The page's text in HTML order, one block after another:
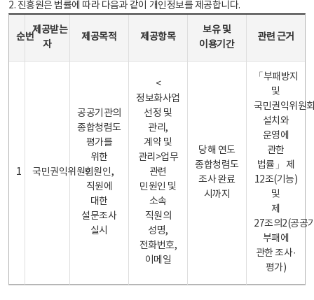
2. 진흥원은 법률에 따라 다음과 같이 개인정보를 제공합니다.
순번
제공받는
자
제공목적 제공항목
보유 및
이용기간
관련 근거
1 국민권익위원회
공공기관의
종합청렴도
평가를
위한
민원인,
직원에
대한
설문조사
실시
<
정보화사업
선정 및
관리,
계약 및
관리>업무
관련
민원인 및
소속
직원의
성명,
전화번호,
이메일
당해 연도
종합청렴도
조사 완료
시까지
「부패방지
및
국민권익위원
설치와
운영에
관한
법률」 제
12조(기능)
및
제
27조의2(공공
부패에
관한 조사·
평가)